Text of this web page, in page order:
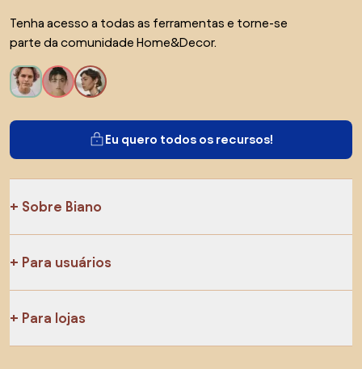
Tenha acesso a todas as ferramentas e torne-se
parte da comunidade Home&Decor.
Eu quero todos os recursos!
Sobre Biano
Para usuários
Para lojas